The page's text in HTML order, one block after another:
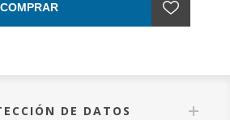
COMPRAR
DE DATOS